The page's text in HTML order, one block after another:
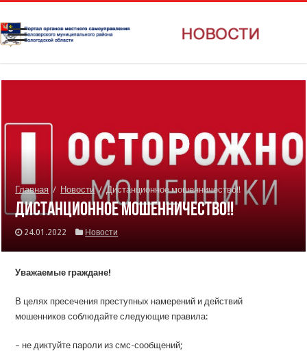
Главная / Новости / Дистанционное мошенничество!!
Дистанционное мошенничество!!
24.01.2022 Новости
Уважаемые граждане!
В целях пресечения преступных намерений и действий
мошенников соблюдайте следующие правила:
– не диктуйте пароли из смс-сообщений;